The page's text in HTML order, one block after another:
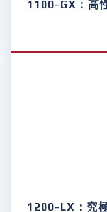
1100-GX：高
1200-LX：究